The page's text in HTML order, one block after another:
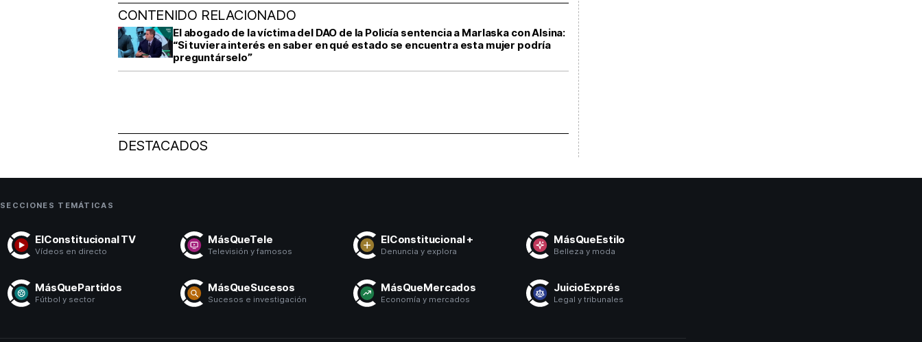
CONTENIDO RELACIONADO
El abogado de la víctima del DAO de la Policía sentencia a Marlaska con Alsina:
“Si tuviera interés en saber en qué estado se encuentra esta mujer podría
preguntárselo”
DESTACADOS
SECCIONES TEMÁTICAS
ElConstitucional TV
Vídeos en directo
MásQueTele
Televisión y famosos
ElConstitucional +
Denuncia y explora
MásQueEstilo
Belleza y moda
MásQuePartidos
Fútbol y sector
MásQueSucesos
Sucesos e investigación
MásQueMercados
Economía y mercados
JuicioExprés
Legal y tribunales